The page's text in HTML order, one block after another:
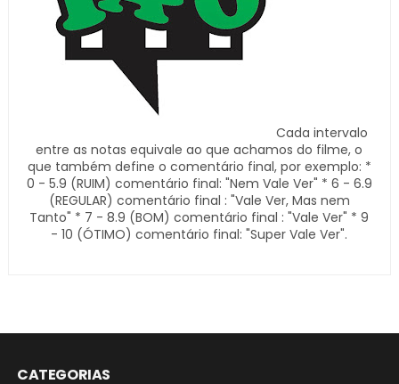
Cada intervalo
entre as notas equivale ao que achamos do filme, o
que também define o comentário final, por exemplo: *
0 - 5.9 (RUIM) comentário final: "Nem Vale Ver" * 6 - 6.9
(REGULAR) comentário final : "Vale Ver, Mas nem
Tanto" * 7 - 8.9 (BOM) comentário final : "Vale Ver" * 9
- 10 (ÓTIMO) comentário final: "Super Vale Ver".
CATEGORIAS